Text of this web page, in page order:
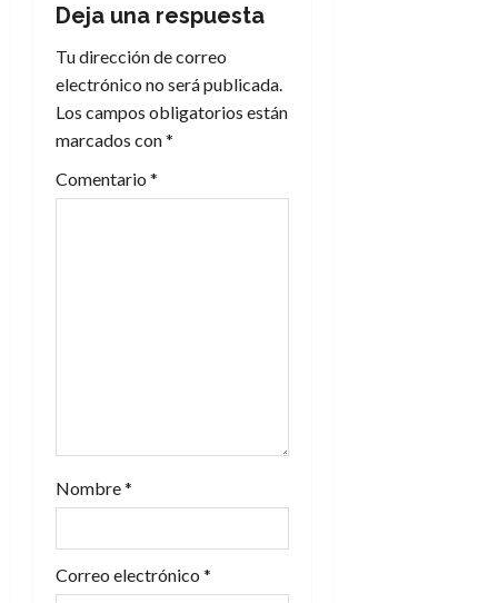
i
ó
n
e
d
s
Deja una respuesta
Tu dirección de correo
electrónico no será publicada.
Los campos obligatorios están
marcados con*
Comentario *
Nombre*
Correo electrónico *